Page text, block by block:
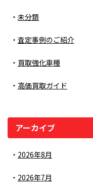
未分類
査定事例のご紹介
買取強化車種
高価買取ガイド
アーカイブ
2026年8月
2026年7月